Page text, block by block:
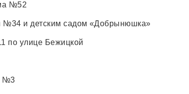
№52
и детским садом «Добрынюшка»
по улице Бежицкой
№3